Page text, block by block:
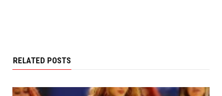
RELATED POSTS